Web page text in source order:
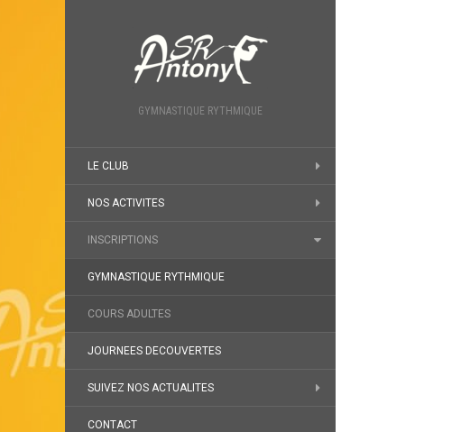
GYMNASTIQUE RYTHMIQUE
LE CLUB
NOS ACTIVITES
INSCRIPTIONS
GYMNASTIQUE RYTHMIQUE
COURS ADULTES
JOURNEES DECOUVERTES
SUIVEZ NOS ACTUALITES
CONTACT